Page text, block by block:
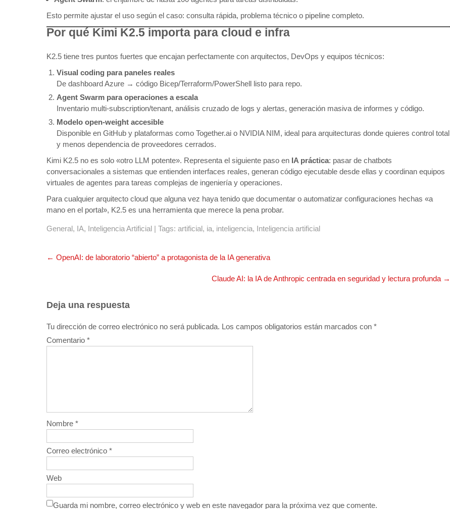
Esto permite ajustar el uso según el caso: consulta rápida, problema técnico o pipeline completo.
Por qué Kimi K2.5 importa para cloud e infra
K2.5 tiene tres puntos fuertes que encajan perfectamente con arquitectos, DevOps y equipos técnicos:
Visual coding para paneles reales
De dashboard Azure → código Bicep/Terraform/PowerShell listo para repo.
Agent Swarm para operaciones a escala
Inventario multi-subscription/tenant, análisis cruzado de logs y alertas, generación masiva de informes y código.
Modelo open-weight accesible
Disponible en GitHub y plataformas como Together.ai o NVIDIA NIM, ideal para arquitecturas donde quieres control total
y menos dependencia de proveedores cerrados.
Kimi K2.5 no es solo «otro LLM potente». Representa el siguiente paso en IA práctica: pasar de chatbots
conversacionales a sistemas que entienden interfaces reales, generan código ejecutable desde ellas y coordinan equipos
virtuales de agentes para tareas complejas de ingeniería y operaciones.
Para cualquier arquitecto cloud que alguna vez haya tenido que documentar o automatizar configuraciones hechas «a
mano en el portal», K2.5 es una herramienta que merece la pena probar.
General, IA, Inteligencia Artificial | Tags: artificial, ia, inteligencia, Inteligencia artificial
Navegación
de
← OpenAI: de laboratorio “abierto” a protagonista de la IA generativa
Claude AI: la IA de Anthropic centrada en seguridad y lectura profunda →
Deja una respuesta
Tu dirección de correo electrónico no será publicada. Los campos obligatorios están marcados con *
Comentario *
Nombre *
Correo electrónico *
Web
Guarda mi nombre, correo electrónico y web en este navegador para la próxima vez que comente.